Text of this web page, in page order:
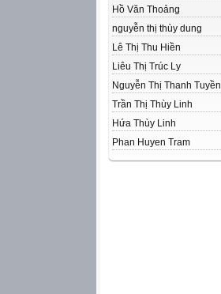
Hồ Văn Thoảng
nguyễn thị thùy dung
Lê Thị Thu Hiền
Liêu Thị Trúc Ly
Nguyễn Thị Thanh Tuyền
Trần Thị Thùy Linh
Hứa Thùy Linh
Phan Huyen Tram